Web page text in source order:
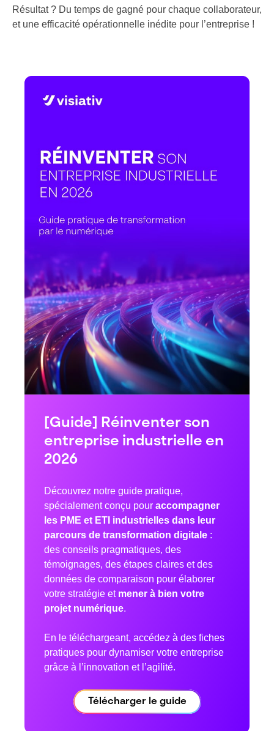
Résultat ? Du temps de gagné pour chaque collaborateur,
et une efficacité opérationnelle inédite pour l’entreprise !
[Guide] Réinventer son
entreprise industrielle en
2026
Découvrez notre guide pratique,
spécialement conçu pour accompagner
les PME et ETI industrielles dans leur
parcours de transformation digitale :
des conseils pragmatiques, des
témoignages, des étapes claires et des
données de comparaison pour élaborer
votre stratégie et mener à bien votre
projet numérique.
En le téléchargeant, accédez à des fiches
pratiques pour dynamiser votre entreprise
grâce à l’innovation et l’agilité.
Télécharger le guide